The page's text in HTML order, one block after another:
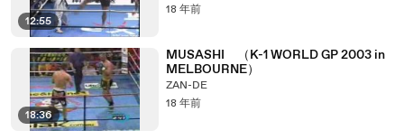
12:55
18 年前
18:36
MUSASHI （K-1 WORLD GP 2003 in
MELBOURNE）
ZAN-DE
18 年前